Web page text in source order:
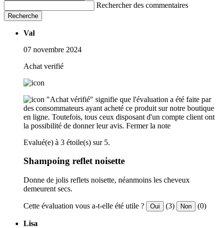
Rechercher des commentaires
Recherche
Val
07 novembre 2024
Achat verifié
"Achat vérifié" signifie que l'évaluation a été faite par
des consommateurs ayant acheté ce produit sur notre boutique
en ligne. Toutefois, tous ceux disposant d'un compte client ont
la possibilité de donner leur avis. Fermer la note
Evalué(e) à 3 étoile(s) sur 5.
Shampoing reflet noisette
Donne de jolis reflets noisette, néanmoins les cheveux
demeurent secs.
Cette évaluation vous a-t-elle été utile ? Oui (3) Non (0)
Lisa